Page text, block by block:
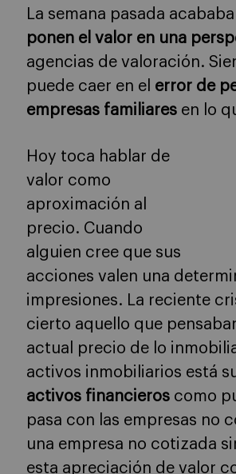
La semana pasada
ponen el valor en una
agencias de valoración.
puede caer en el error de
empresas familiares en lo
Hoy toca hablar de
valor como
aproximación al
precio. Cuando
alguien cree que sus
acciones valen una
impresiones. La reciente
cierto aquello que
actual precio de lo
activos inmobiliarios está
activos financieros como
pasa con las empresas no
una empresa no cotizada
esta apreciación de valor